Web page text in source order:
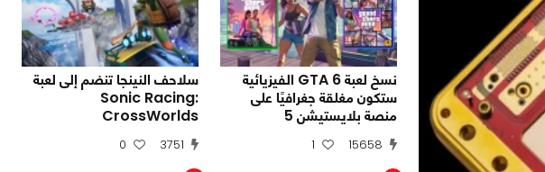
نسخ لعبة GTA 6 الفيزيائية
ستكون مغلقة جغرافيًا على
منصة بلايستيشن 5
15658
1
سلاحف النينجا تنضم إلى لعبة
Sonic Racing:
CrossWorlds
3751
0